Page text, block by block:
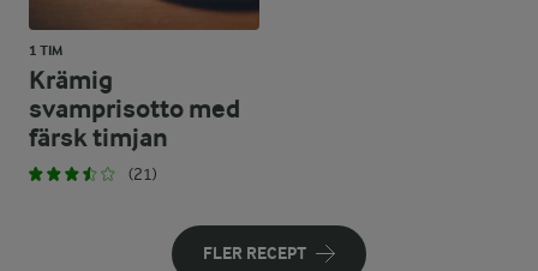
1 TIM
Krämig
svamprisotto med
färsk timjan
(21)
FLER RECEPT